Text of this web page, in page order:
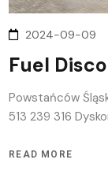
2024-09-09
Fuel
Powstańców
513 239 316
READ MORE